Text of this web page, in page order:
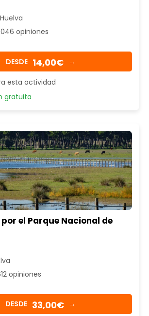
opiniones
DESDE 14,00€ →
esta actividad
gratuita
el Parque Nacional de
opiniones
DESDE 33,00€ →